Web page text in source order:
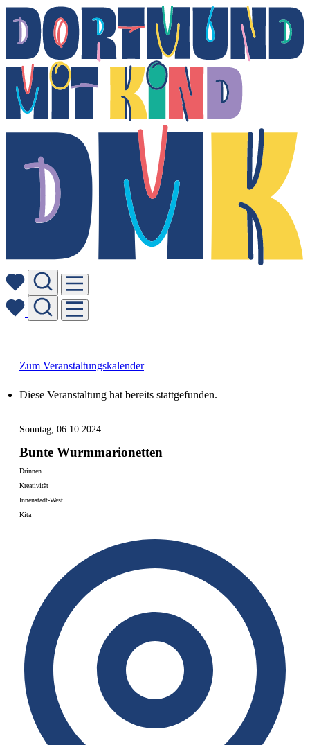
Zum Veranstaltungskalender
Diese Veranstaltung hat bereits stattgefunden.
Sonntag, 06.10.2024
Bunte Wurmmarionetten
Drinnen
Kreativität
Innenstadt-West
Kita